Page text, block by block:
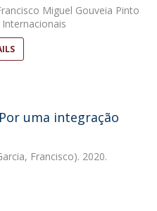
Miguel Gouveia Pinto
uma integração
Francisco). 2020.